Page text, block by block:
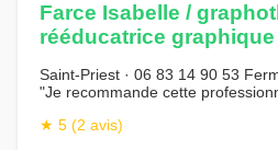
Farce Isabelle /
rééducatrice graphique
Saint-Priest · 06 83 14 90 53
"Je recommande cette
★ 5 (2 avis)